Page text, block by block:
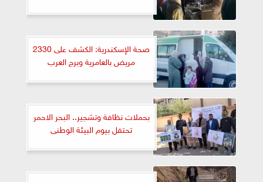
صحة الإسكندرية: الكشف على 2330
مريض بالعامرية وبرج العرب
بحملات نظافة وتشجير.. البحر الاحمر
تحتفل بيوم البيئة الوطنى